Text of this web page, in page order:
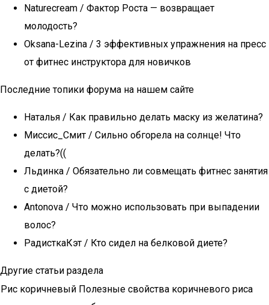
Naturecream / Фактор Роста — возвращает
молодость?
Oksana-Lezina / 3 эффективных упражнения на пресс
от фитнес инструктора для новичков
Последние топики форума на нашем сайте
Наталья / Как правильно делать маску из желатина?
Миссис_Смит / Сильно обгорела на солнце! Что
делать?((
Льдинка / Обязательно ли совмещать фитнес занятия
с диетой?
Antonova / Что можно использовать при выпадении
волос?
РадисткаКэт / Кто сидел на белковой диете?
Другие статьи раздела
Рис коричневый Полезные свойства коричневого риса